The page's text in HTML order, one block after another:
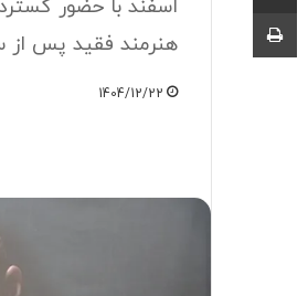
اسفند با حضور
هنرمند فقید پس از
1404/12/22